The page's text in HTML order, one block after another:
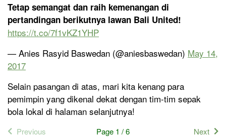
Tetap semangat dan raih kemenangan di
pertandingan berikutnya lawan Bali United!
https://t.co/7f1vKZ1YHP
— Anies Rasyid Baswedan (@aniesbaswedan) May 14,
2017
Selain pasangan di atas, mari kita kenang para
pemimpin yang dikenal dekat dengan tim-tim sepak
bola lokal di halaman selanjutnya!
Previous Page 1 / 6 Next